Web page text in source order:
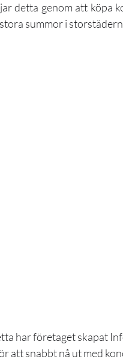
detta genom att köpa
summor i
har företaget skapat
att snabbt nå ut med